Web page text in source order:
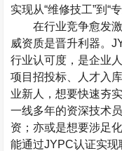
实现从“维修技工”到“
在行业竞争愈发
威资质是晋升利器。
行业认可度，是企业
项目招投标、人才入
业新人，想要快速夯
一线多年的资深技术
资；亦或是想要涉足
能通过JYPC认证实现